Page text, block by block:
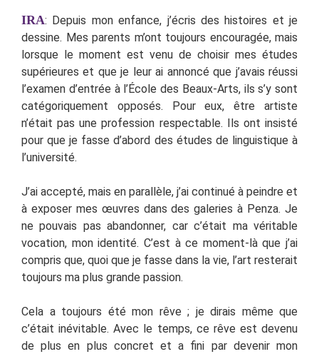
IRA: Depuis mon enfance, j’écris des histoires et je
dessine. Mes parents m’ont toujours encouragée, mais
lorsque le moment est venu de choisir mes études
supérieures et que je leur ai annoncé que j’avais réussi
l’examen d’entrée à l’École des Beaux-Arts, ils s’y sont
catégoriquement opposés. Pour eux, être artiste
n’était pas une profession respectable. Ils ont insisté
pour que je fasse d’abord des études de linguistique à
l’université.
J’ai accepté, mais en parallèle, j’ai continué à peindre et
à exposer mes œuvres dans des galeries à Penza. Je
ne pouvais pas abandonner, car c’était ma véritable
vocation, mon identité. C’est à ce moment-là que j’ai
compris que, quoi que je fasse dans la vie, l’art resterait
toujours ma plus grande passion.
Cela a toujours été mon rêve ; je dirais même que
c’était inévitable. Avec le temps, ce rêve est devenu
de plus en plus concret et a fini par devenir mon